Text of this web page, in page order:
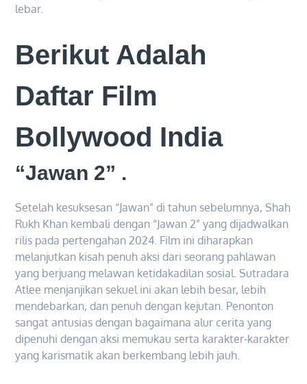
lebar.
Berikut Adalah
Daftar Film
Bollywood India
“Jawan 2” .
Setelah kesuksesan “Jawan” di tahun sebelumnya, Shah
Rukh Khan kembali dengan “Jawan 2” yang dijadwalkan
rilis pada pertengahan 2024. Film ini diharapkan
melanjutkan kisah penuh aksi dari seorang pahlawan
yang berjuang melawan ketidakadilan sosial. Sutradara
Atlee menjanjikan sekuel ini akan lebih besar, lebih
mendebarkan, dan penuh dengan kejutan. Penonton
sangat antusias dengan bagaimana alur cerita yang
dipenuhi dengan aksi memukau serta karakter-karakter
yang karismatik akan berkembang lebih jauh.